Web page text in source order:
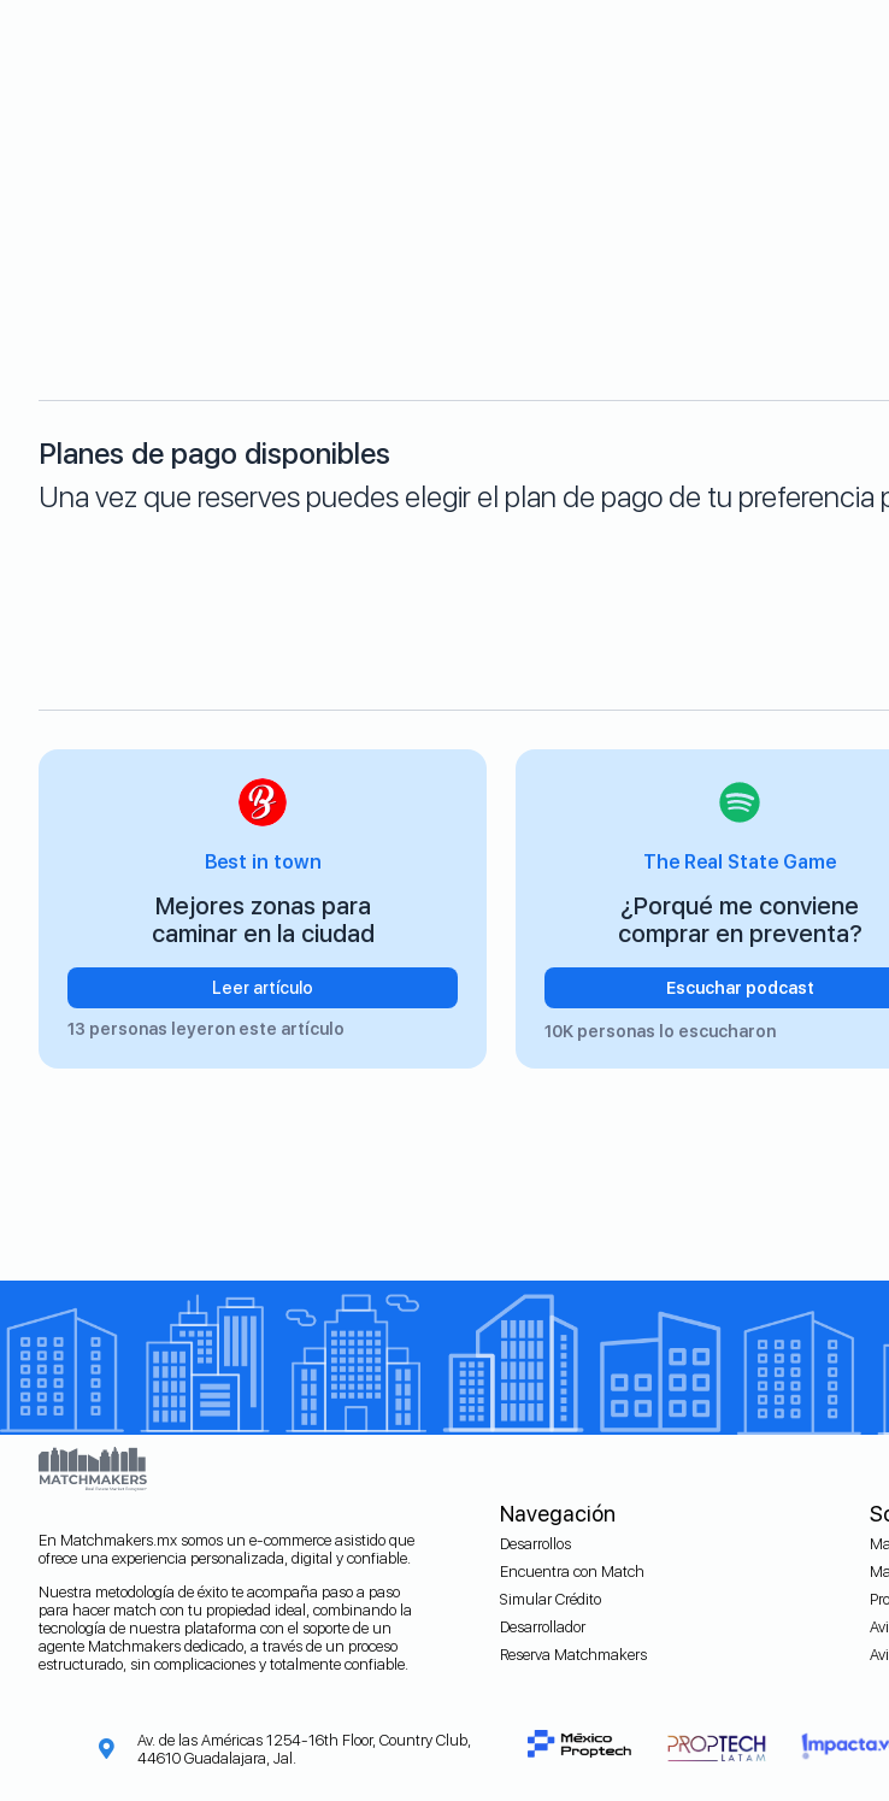
Planes de pago disponibles
Una vez que reserves puedes elegir el plan de pago de tu
Best in town
Mejores zonas para
caminar en la ciudad
Leer artículo
13 personas leyeron este artículo
The Real State Game
¿Porqué me conviene
comprar en preventa?
Escuchar podcast
10K personas lo escucharon
En Matchmakers.mx somos un e-commerce asistido que
ofrece una experiencia personalizada, digital y confiable.
Nuestra metodología de éxito te acompaña paso a paso
para hacer match con tu propiedad ideal, combinando la
tecnología de nuestra plataforma con el soporte de un
agente Matchmakers dedicado, a través de un proceso
estructurado, sin complicaciones y totalmente confiable.
Navegación
Desarrollos
Encuentra con Match
Simular Crédito
Desarrollador
Reserva Matchmakers
Av. de las Américas 1254-16th Floor, Country Club,
44610 Guadalajara, Jal.